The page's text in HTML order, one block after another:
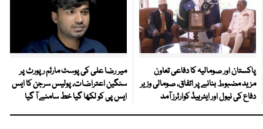
پاکستان اور صومالیہ کا دفاعی تعاون
مزید مضبوط بنانے پر اتفاق، صومالی وزیر
دفاع کی نیول اور ایئرہیڈ کوارٹرز آمد
میر رضا علی کی پوسٹ مارٹم رپورٹ پر
سنگین اعتراضات، پولیس سرجن کا ایس
ایس پی کو لکھا گیا خط سامنے آ گیا